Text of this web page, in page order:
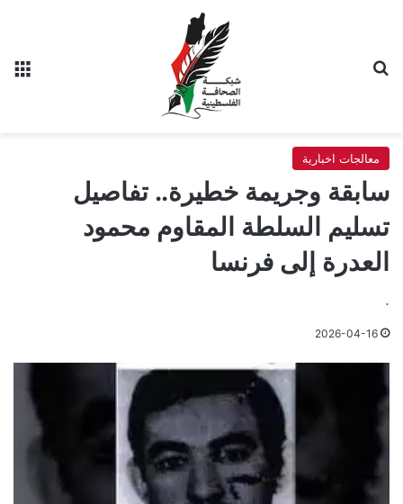
معالجات اخبارية
سابقة وجريمة خطيرة.. تفاصيل
تسليم السلطة المقاوم محمود
العدرة إلى فرنسا
.
2026-04-16